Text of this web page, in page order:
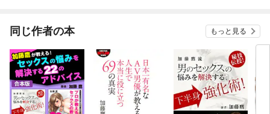
同じ作者の本 もっと見る